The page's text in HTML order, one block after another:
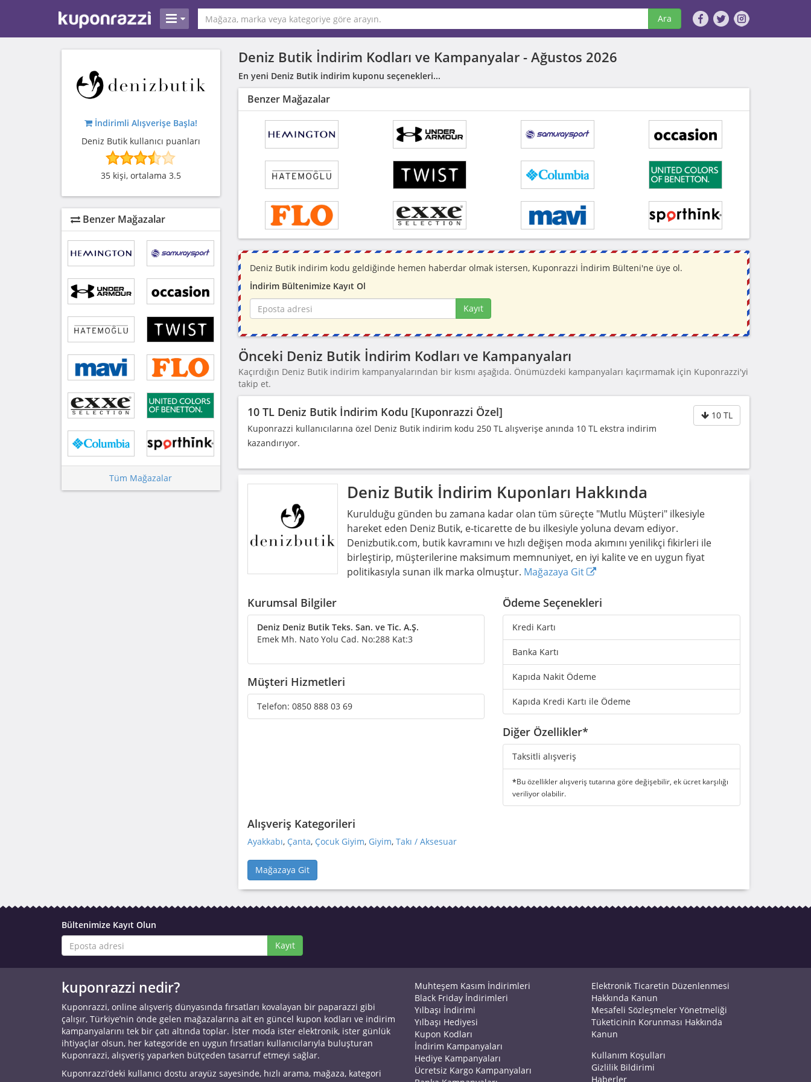
Ara
Deniz Butik İndirim Kodları ve Kampanyalar - Ağustos 2026
En yeni Deniz Butik indirim kuponu seçenekleri...
İndirimli Alışverişe Başla!
Deniz Butik kullanıcı puanları
35 kişi, ortalama 3.5
Benzer Mağazalar
Deniz Butik indirim kodu geldiğinde hemen haberdar olmak istersen, Kuponrazzi İndirim Bülteni'ne üye ol.
İndirim Bültenimize Kayıt Ol
Kayıt
Önceki Deniz Butik İndirim Kodları ve Kampanyaları
Kaçırdığın Deniz Butik indirim kampanyalarından bir kısmı aşağıda. Önümüzdeki kampanyaları kaçırmamak için Kuponrazzi'yi
takip et.
10 TL
10 TL Deniz Butik İndirim Kodu [Kuponrazzi Özel]
Kuponrazzi kullanıcılarına özel Deniz Butik indirim kodu 250 TL alışverişe anında 10 TL ekstra indirim
kazandırıyor.
Deniz Butikİndirim Kuponları Hakkında
Kurulduğu günden bu zamana kadar olan tüm süreçte "Mutlu Müşteri" ilkesiyle
hareket eden Deniz Butik, e-ticarette de bu ilkesiyle yoluna devam ediyor.
Denizbutik.com, butik kavramını ve hızlı değişen moda akımını yenilikçi fikirleri ile
birleştirip, müşterilerine maksimum memnuniyet, en iyi kalite ve en uygun fiyat
politikasıyla sunan ilk marka olmuştur. Mağazaya Git
Kurumsal Bilgiler
Deniz Deniz Butik Teks. San. ve Tic. A.Ş.
Emek Mh. Nato Yolu Cad. No:288 Kat:3
Müşteri Hizmetleri
Telefon: 0850 888 03 69
Ödeme Seçenekleri
Kredi Kartı
Banka Kartı
Kapıda Nakit Ödeme
Kapıda Kredi Kartı ile Ödeme
Diğer Özellikler*
Taksitli alışveriş
*Bu özellikler alışveriş tutarına göre değişebilir, ek ücret karşılığı
veriliyor olabilir.
Alışveriş Kategorileri
Ayakkabı, Çanta, Çocuk Giyim, Giyim, Takı / Aksesuar
Mağazaya Git
Benzer Mağazalar
Tüm Mağazalar
Bültenimize Kayıt Olun
Kayıt
kuponrazzi nedir?
Kuponrazzi, online alışveriş dünyasında fırsatları kovalayan bir paparazzi gibi
çalışır, Türkiye’nin önde gelen mağazalarına ait en güncel kupon kodları ve indirim
kampanyalarını tek bir çatı altında toplar. İster moda ister elektronik, ister günlük
ihtiyaçlar olsun, her kategoride en uygun fırsatları kullanıcılarıyla buluşturan
Kuponrazzi, alışveriş yaparken bütçeden tasarruf etmeyi sağlar.
Kuponrazzi’deki kullanıcı dostu arayüz sayesinde, hızlı arama, mağaza, kategori
Muhteşem Kasım İndirimleri
Black Friday İndirimleri
Yılbaşı İndirimi
Yılbaşı Hediyesi
Kupon Kodları
İndirim Kampanyaları
Hediye Kampanyaları
Ücretsiz Kargo Kampanyaları
Elektronik Ticaretin Düzenlenmesi
Hakkında Kanun
Mesafeli Sözleşmeler Yönetmeliği
Tüketicinin Korunması Hakkında
Kanun
Kullanım Koşulları
Gizlilik Bildirimi
Haberler